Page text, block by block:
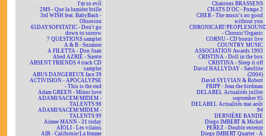
I'm so evil
2MS - Que la lumière brille
3rd WISH feat. BabyBash -
Obsesion
65DAYSOFSTATIC - Don't go
down to sorrow
7 QUESTIONS sampler
A & B - Suzanne
A FILETTA - Don Juan
Abed AZRIÉ - Suerte
ABSENT FRIENDS 4 track CD
sampler
ABUS DANGEREUX face 39
ACTIVISION - APOCALYPSE
- This is the end
Adam GREEN - Minor love
ADAMI/SACEM/MIDEM -
TALENTS 98
ADAMI/SACEM/MIDEM -
TALENTS 99
Aimee MANN - 31 today
AÏOLI - Les vilains
AIR - Californie/La femme
Chantons BRASSENS
CHATS D'OC - Pompe 2
CHER - The music's no good
without you
CHRONICART/
- Chronic'Organic
CORNU - CD bonus live
COUNTRY MUSIC
ASSOCIATION Awards 1993
CRISTINA - Doll in the box
CRISTINA - Sleep it off
David HALLYDAY - Satellite
(2004)
David SYLVIAN & Robert
FRIPP - Jean the birdman
DELABEL Actualités juillet
septembre 95
DELABEL Actualités mai août
94
DERNIÈRE BANDE
Diego IMBERT & Michel
PEREZ - Double entente
Diego IMBERT Quartet - À